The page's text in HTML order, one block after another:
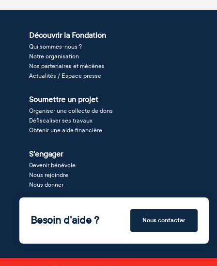
Découvrir la Fondation
Qui sommes-nous ?
Notre organisation
Nos partenaires et mécènes
Actualités / Espace presse
Soumettre un projet
Organiser une collecte de dons
Défiscaliser ses travaux
Obtenir une aide financière
S'engager
Devenir bénévole
Nous rejoindre
Nous donner
Besoin d'aide ? Nous contacter